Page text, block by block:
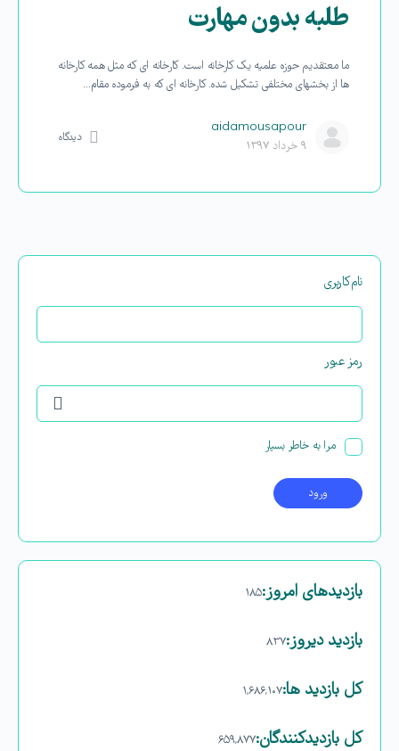
طلبه بدون مهارت
ما معتقدیم حوزه علمیه یک کارخانه است. کارخانه ای که مثل همه کارخانه
ها از بخشهای مختلفی تشکیل شده. کارخانه ای که به فرموده مقام…
aidamousapour
۹ خرداد ۱۳۹۷
دیدگاه
نام‌کاربری
رمز عبور
مرا به خاطر بسپار
بازدیدهای امروز:۱۸۵
بازدید دیروز:۸۳۷
کل بازدید ها:۱,۶۸۶,۱۰۷
کل بازدیدکنند‌گان:۶۵۹,۸۷۷